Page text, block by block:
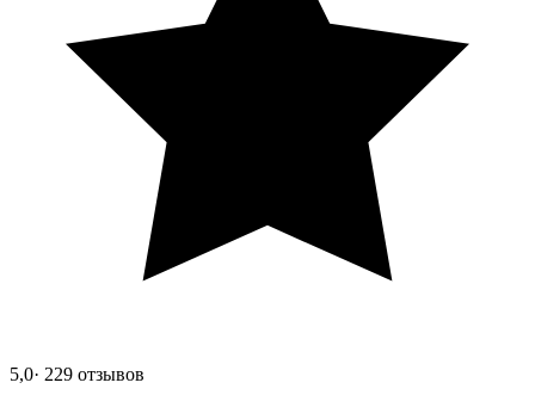
5,0· 229 отзывов